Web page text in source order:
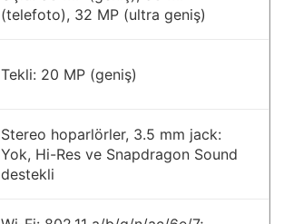
(telefoto), 32 MP (ultra geniş)
Tekli: 20 MP (geniş)
Stereo hoparlörler, 3.5 mm jack:
Yok, Hi-Res ve Snapdragon Sound
destekli